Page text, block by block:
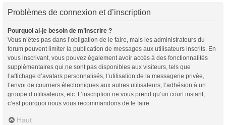
Problèmes de connexion et d’inscription
Pourquoi ai-je besoin de m’inscrire ?
Vous n’êtes pas dans l’obligation de le faire, mais les administrateurs du
forum peuvent limiter la publication de messages aux utilisateurs inscrits. En
vous inscrivant, vous pouvez également avoir accès à des fonctionnalités
supplémentaires qui ne sont pas disponibles aux visiteurs, tels que
l’affichage d’avatars personnalisés, l’utilisation de la messagerie privée,
l’envoi de courriers électroniques aux autres utilisateurs, l’adhésion à un
groupe d’utilisateurs, etc. L’inscription ne vous prend qu’un court instant,
c’est pourquoi nous vous recommandons de le faire.
Haut